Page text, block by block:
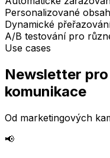
Personalizované
Dynamické
A/B testování pro
Use cases
Newsletter
komunikace
Od marketingových
📢